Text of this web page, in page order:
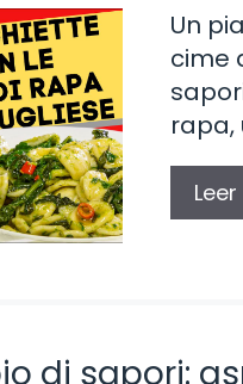
Un
cime
rapa,
di sapori: